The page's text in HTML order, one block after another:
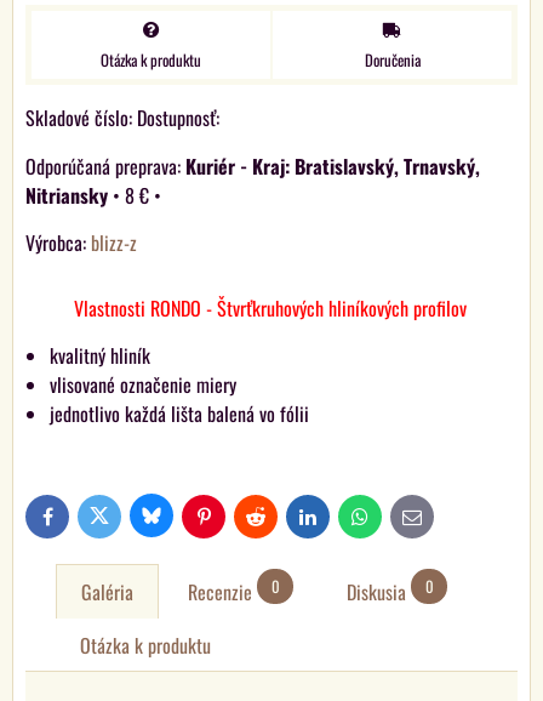
Otázka k produktu Doručenia
Skladové číslo: Dostupnosť:
Kuriér - Kraj: Bratislavský, Trnavský,
Nitriansky • 8 € •
Výrobca: blizz-z
Vlastnosti RONDO - Štvrťkruhových hliníkových profilov
kvalitný hliník
vlisované označenie miery
jednotlivo každá lišta balená vo fólii
FacebookTwitter Bluesky PinterestReddit LinkedIn WhatsAppE-
mail
Galéria Recenzie 0 Diskusia 0
Otázka k produktu